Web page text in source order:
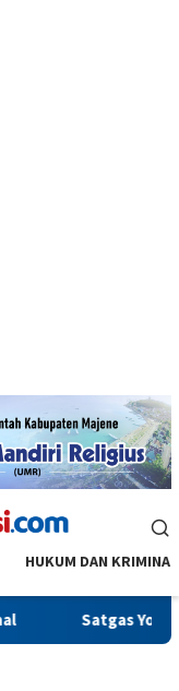
HUKUM DAN KRIMINAL
Satgas Yonif 645/